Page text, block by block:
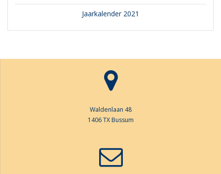
Jaarkalender 2021
Waldenlaan 48
1406 TX Bussum